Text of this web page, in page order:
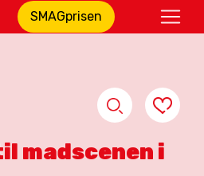
SMAGprisen
madscenen i